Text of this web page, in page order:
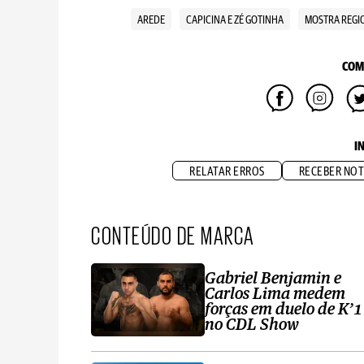
AREDE CAPICINA E ZÉ GOTINHA MOSTRA
RELATAR ERROS RECEBER
CONTEÚDO DE MARCA
Gabriel Benjamin e
Carlos Lima medem
forças em duelo de K’1
no CDL Show